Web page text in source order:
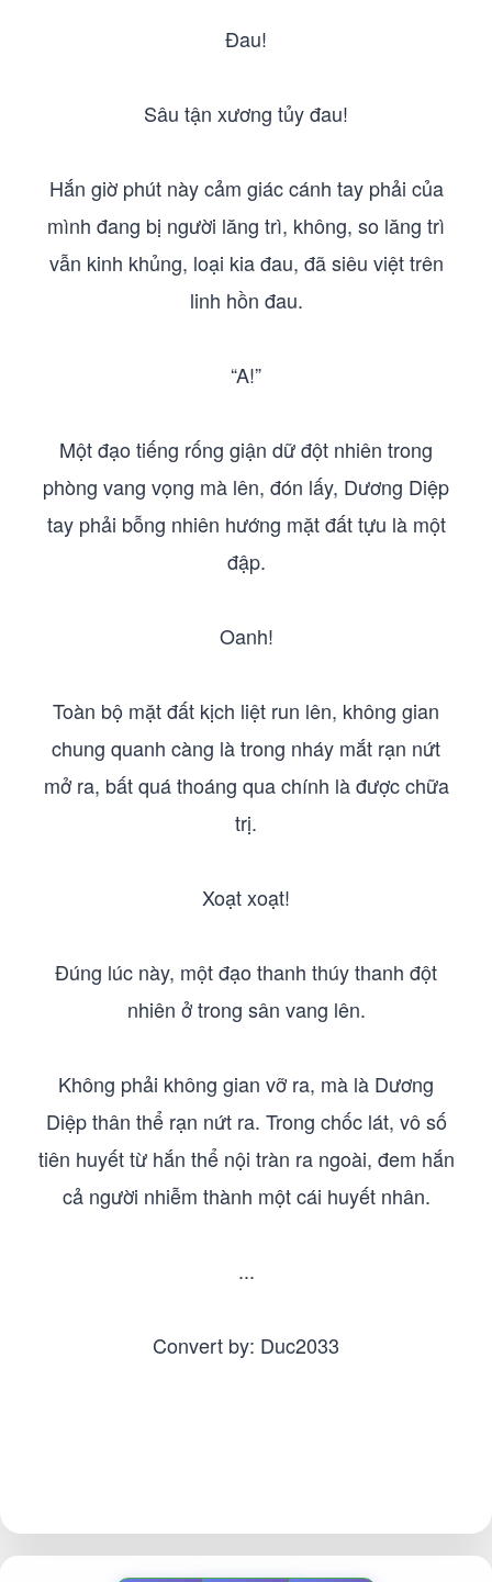
Đau!
Sâu tận xương tủy đau!
Hắn giờ phút này cảm giác cánh tay phải của
mình đang bị người lăng trì, không, so lăng trì
vẫn kinh khủng, loại kia đau, đã siêu việt trên
linh hồn đau.
“A!”
Một đạo tiếng rống giận dữ đột nhiên trong
phòng vang vọng mà lên, đón lấy, Dương Diệp
tay phải bỗng nhiên hướng mặt đất tựu là một
đập.
Oanh!
Toàn bộ mặt đất kịch liệt run lên, không gian
chung quanh càng là trong nháy mắt rạn nứt
mở ra, bất quá thoáng qua chính là được chữa
trị.
Xoạt xoạt!
Đúng lúc này, một đạo thanh thúy thanh đột
nhiên ở trong sân vang lên.
Không phải không gian vỡ ra, mà là Dương
Diệp thân thể rạn nứt ra. Trong chốc lát, vô số
tiên huyết từ hắn thể nội tràn ra ngoài, đem hắn
cả người nhiễm thành một cái huyết nhân.
...
Convert by: Duc2033